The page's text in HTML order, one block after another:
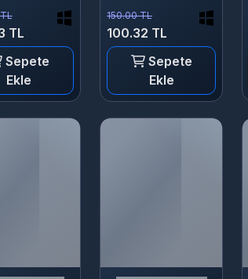
TL
Sepete
Ekle
150.00 TL
100.32 TL
Sepete
Ekle